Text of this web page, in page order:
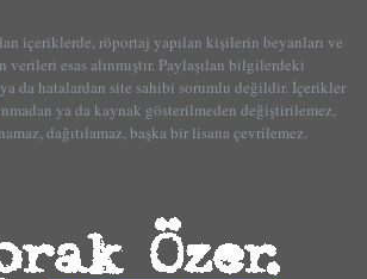
içeriklerde, röportaj yapılan kişilerin beyanları ve
verileri esas alınmıştır. Paylaşılan bilgilerdeki
da hatalardan site sahibi sorumlu değildir. İçerikler
ya da kaynak gösterilmeden değiştirilemez,
dağıtılamaz, başka bir lisana çevrilemez.